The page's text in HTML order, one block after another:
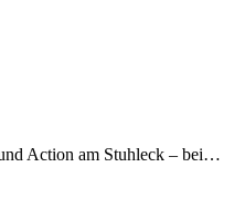
Action am Stuhleck – bei…